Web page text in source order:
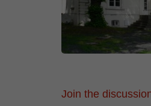
Join the